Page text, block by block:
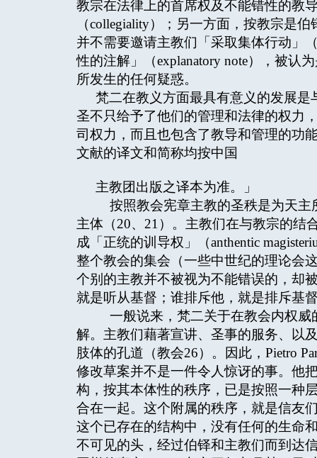
教宗在法律上的首席权及不能错性的教
（collegiality）；另一方面，按教宗是
并不需要邀请主教们「采取集体行动」
性的注解」（explanatory note），被认
所发生的任何疑惑。
梵二在教义方面最具有意义的发展
圣不只给予了他们的管理和法律的权力
司权力，而且也包含了教导和管理的功
文献的译文和简称均按中国
主教团出版之译本为准。」
按照教会宪章主教的圣秩是为天主
主体（20、21）。主教们在与教宗的结
成「正统的训导权」（anthentic
整个教会的集会（一些中世纪的理论会
个别的主教并不被视为不能错误的，却
就是听从基督；谁排斥他，就是排斥基
一般说来，梵二关于在教会内权
解。主教们藉著宣讲、圣事的服务、以
肢体的孔道（教会26）。因此，Pietro
修改草案并不是一件令人惊讶的事。他
构，按其本体性的秩序，已是按照一种
合在一起。这个附属的秩序，就是信友
这个已存在的结构中，没有任何的生命
不可见的头，经过伯铎和主教们而到达